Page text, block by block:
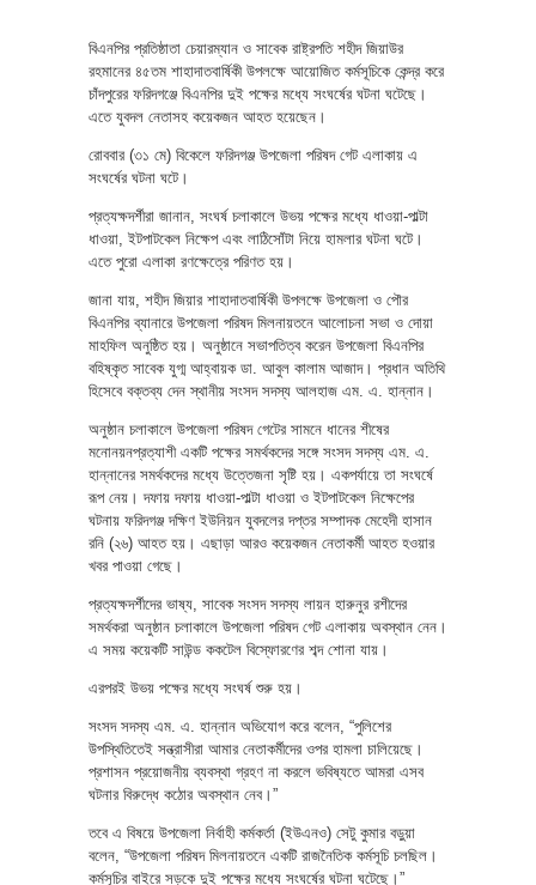
বিএনপির প্রতিষ্ঠাতা চেয়ারম্যান ও সাবেক রাষ্ট্রপতি শহীদ জিয়াউর
রহমানের ৪৫তম শাহাদাতবার্ষিকী উপলক্ষে আয়োজিত কর্মসূচিকে কেন্দ্র করে
চাঁদপুরের ফরিদগঞ্জে বিএনপির দুই পক্ষের মধ্যে সংঘর্ষের ঘটনা ঘটেছে।
এতে যুবদল নেতাসহ কয়েকজন আহত হয়েছেন।
রোববার (৩১ মে) বিকেলে ফরিদগঞ্জ উপজেলা পরিষদ গেট এলাকায় এ
সংঘর্ষের ঘটনা ঘটে।
প্রত্যক্ষদর্শীরা জানান, সংঘর্ষ চলাকালে উভয় পক্ষের মধ্যে ধাওয়া-পাল্টা
ধাওয়া, ইটপাটকেল নিক্ষেপ এবং লাঠিসোঁটা নিয়ে হামলার ঘটনা ঘটে।
এতে পুরো এলাকা রণক্ষেত্রে পরিণত হয়।
জানা যায়, শহীদ জিয়ার শাহাদাতবার্ষিকী উপলক্ষে উপজেলা ও পৌর
বিএনপির ব্যানারে উপজেলা পরিষদ মিলনায়তনে আলোচনা সভা ও দোয়া
মাহফিল অনুষ্ঠিত হয়। অনুষ্ঠানে সভাপতিত্ব করেন উপজেলা বিএনপির
বহিষ্কৃত সাবেক যুগ্ম আহ্বায়ক ডা. আবুল কালাম আজাদ। প্রধান অতিথি
হিসেবে বক্তব্য দেন স্থানীয় সংসদ সদস্য আলহাজ এম. এ. হান্নান।
অনুষ্ঠান চলাকালে উপজেলা পরিষদ গেটের সামনে ধানের শীষের
মনোনয়নপ্রত্যাশী একটি পক্ষের সমর্থকদের সঙ্গে সংসদ সদস্য এম. এ.
হান্নানের সমর্থকদের মধ্যে উত্তেজনা সৃষ্টি হয়। একপর্যায়ে তা সংঘর্ষে
রূপ নেয়। দফায় দফায় ধাওয়া-পাল্টা ধাওয়া ও ইটপাটকেল নিক্ষেপের
ঘটনায় ফরিদগঞ্জ দক্ষিণ ইউনিয়ন যুবদলের দপ্তর সম্পাদক মেহেদী হাসান
রনি (২৬) আহত হয়। এছাড়া আরও কয়েকজন নেতাকর্মী আহত হওয়ার
খবর পাওয়া গেছে।
প্রত্যক্ষদর্শীদের ভাষ্য, সাবেক সংসদ সদস্য লায়ন হারুনুর রশীদের
সমর্থকরা অনুষ্ঠান চলাকালে উপজেলা পরিষদ গেট এলাকায় অবস্থান নেন।
এ সময় কয়েকটি সাউন্ড ককটেল বিস্ফোরণের শব্দ শোনা যায়।
এরপরই উভয় পক্ষের মধ্যে সংঘর্ষ শুরু হয়।
সংসদ সদস্য এম. এ. হান্নান অভিযোগ করে বলেন, “পুলিশের
উপস্থিতিতেই সন্ত্রাসীরা আমার নেতাকর্মীদের ওপর হামলা চালিয়েছে।
প্রশাসন প্রয়োজনীয় ব্যবস্থা গ্রহণ না করলে ভবিষ্যতে আমরা এসব
ঘটনার বিরুদ্ধে কঠোর অবস্থান নেব।”
তবে এ বিষয়ে উপজেলা নির্বাহী কর্মকর্তা (ইউএনও) সেটু কুমার বড়ুয়া
বলেন, “উপজেলা পরিষদ মিলনায়তনে একটি রাজনৈতিক কর্মসূচি চলছিল।
কর্মসূচির বাইরে সড়কে দুই পক্ষের মধ্যে সংঘর্ষের ঘটনা ঘটেছে।”